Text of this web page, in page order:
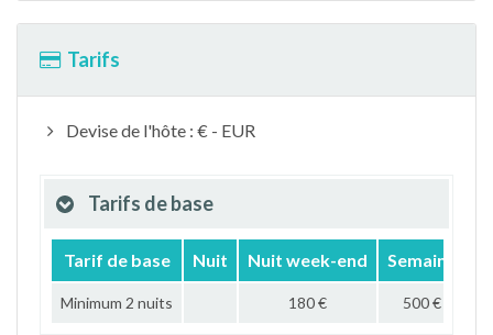
Tarifs
Devise de l'hôte : € - EUR
Tarifs de base
Tarif de base Nuit Nuit week-end Semaine
Minimum 2 nuits 180 € 500 €